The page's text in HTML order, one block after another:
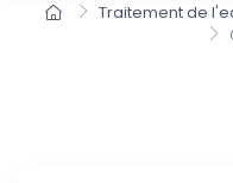
Traitement de